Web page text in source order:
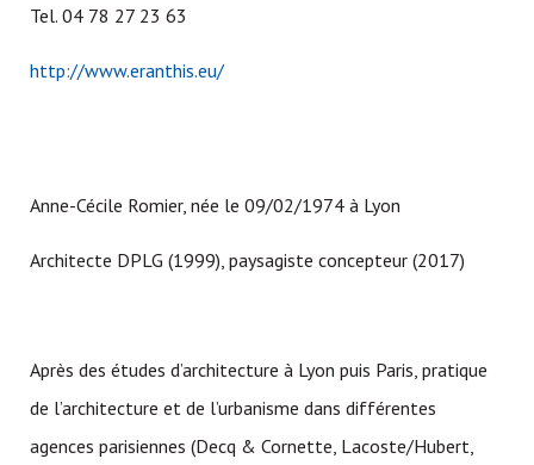
Tel. 04 78 27 23 63
http://www.eranthis.eu/
Anne-Cécile Romier, née le 09/02/1974 à Lyon
Architecte DPLG (1999), paysagiste concepteur (2017)
Après des études d’architecture à Lyon puis Paris, pratique
de l’architecture et de l’urbanisme dans différentes
agences parisiennes (Decq & Cornette, Lacoste/Hubert,